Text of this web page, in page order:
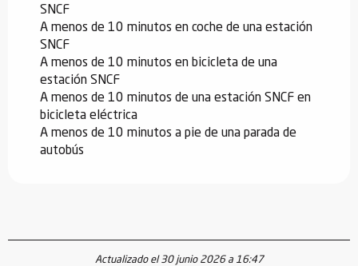
SNCF
A menos de 10 minutos en coche de una estación
SNCF
A menos de 10 minutos en bicicleta de una
estación SNCF
A menos de 10 minutos de una estación SNCF en
bicicleta eléctrica
A menos de 10 minutos a pie de una parada de
autobús
Actualizado el 30 junio 2026 a 16:47